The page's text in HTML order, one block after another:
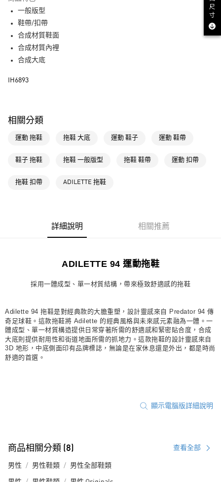
LINE Pay
全家取貨付款
付款後全家取貨
每筆NT$80，滿NT$1,500(含以上)免運費
付款後萊爾富取貨
每筆NT$80，滿NT$1,500(含以上)免運費
每筆NT$80，滿NT$1,500(含以上)免運費
每筆NT$80，滿NT$1,500(含以上)免運費
一般版型
鞋帶/扣帶
合成材質鞋面
合成材質內裡
合成大底
IH6893
相關分類
運動 拖鞋 拖鞋 大底 運動 鞋子 運動 鞋帶
鞋子 拖鞋 拖鞋 一般版型 拖鞋 鞋帶 運動 扣帶
拖鞋 扣帶 ADILETTE 拖鞋
詳細說明 相關推薦
ADILETTE 94 運動拖鞋
採用一體成型、單一材質結構，帶來極致舒適感的拖鞋
Adilette 94 拖鞋是對經典款的大膽重塑，設計靈感來自 Predator 94 傳
奇足球鞋。這款拖鞋將 Adilette 的經典風格與未來感元素融為一體。一
體成型、單一材質構造提供日常穿著所需的舒適感和緊密貼合度，合成
大底則提供耐用性和街道地面所需的抓地力。這款拖鞋的設計靈感來自
3D 地形，中底側面印有品牌標誌，無論是在家休息還是外出，都是時尚
舒適的首選。
顯示電腦版詳細說明
商品相關分類 (8) 查看全部
男性 男性鞋類 男性全部鞋類
尺
寸